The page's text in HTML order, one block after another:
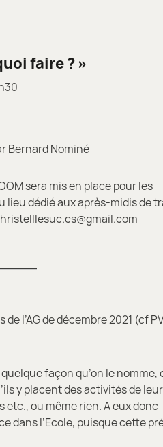
faire ? »
Bernard Nominé
sera mis en place pour les
lieu dédié aux après-midis de
l’AG de décembre 2021 (cf
quelque façon qu’on le nomme,
y placent des activités de
ou même rien. A eux donc
dans l’Ecole, puisque cette